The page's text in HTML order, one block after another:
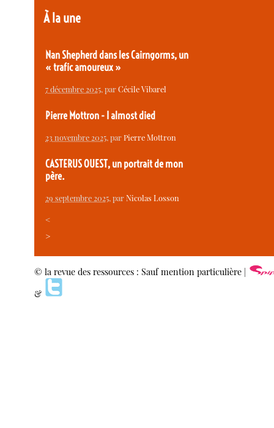
À la une
Nan Shepherd dans les Cairngorms, un
« trafic amoureux »
7 décembre 2025, parCécile Vibarel
Pierre Mottron - I almost died
23 novembre 2025, parPierre Mottron
CASTERUS OUEST, un portrait de mon
père.
29 septembre 2025, parNicolas Losson
<
>
© la revue des ressources : Sauf mention particulière |
&